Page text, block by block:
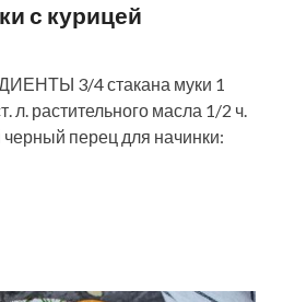
с курицей
3/4 стакана муки 1
л. растительного масла 1/2 ч.
перец для начинки: